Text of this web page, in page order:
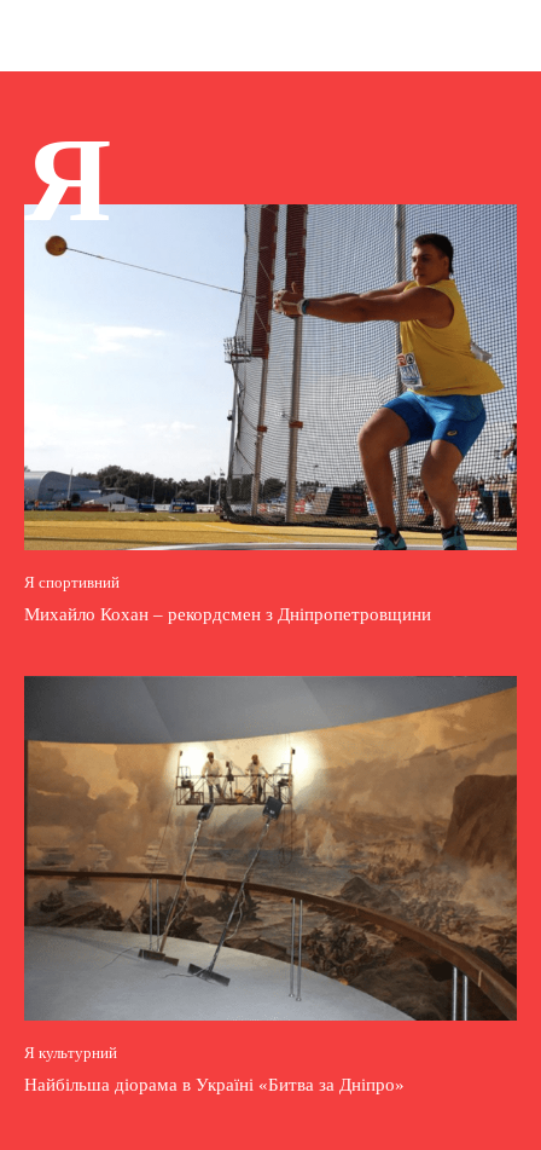
Я
Я спортивний
Михайло Кохан – рекордсмен з Дніпропетровщини
Я культурний
Найбільша діорама в Україні «Битва за Дніпро»